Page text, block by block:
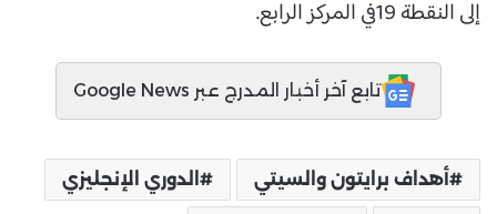
إلى النقطة 19في المركز الرابع.
تابع آخر أخبار المدرج عبر Google News
أهداف برايتون والسيتي الدوري الإنجليزي